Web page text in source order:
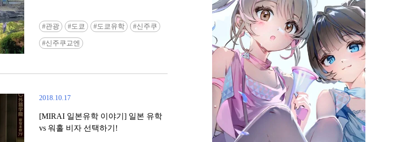
관광 도쿄 도쿄유학 신주쿠
신주쿠교엔
2018.10.17
[MIRAI 일본유학 이야기] 일본 유학
vs 워홀 비자 선택하기!